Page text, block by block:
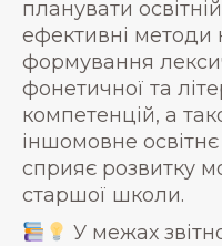
планувати
ефективні методи
формування
фонетичної та
компетенцій, а
іншомовне
сприяє розвитку
старшої школи.
У межах